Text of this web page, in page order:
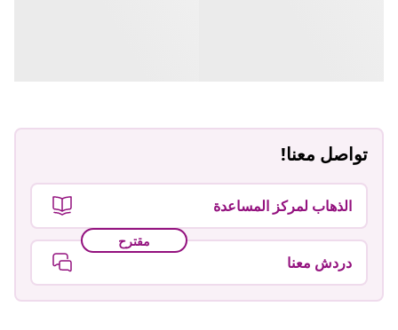
تواصل معنا!
الذهاب لمركز المساعدة
مقترح
دردش معنا